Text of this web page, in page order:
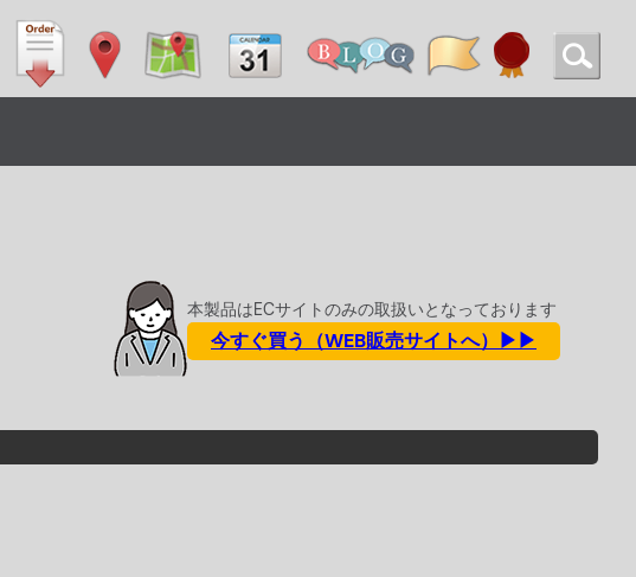
本製品はECサイトのみの取扱いとなっております
今すぐ買う（WEB販売サイトへ）▶▶